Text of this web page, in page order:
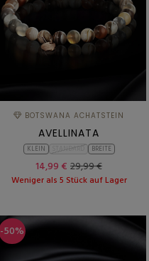
BOTSWANA ACHATSTEIN
AVELLINATA
KLEIN BREITE
14,99 € 29,99 €
Weniger als 5 Stück auf Lager
-50%